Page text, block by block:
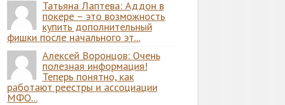
Татьяна Лаптева: Аддон в
покере – это возможность
купить дополнительный
фишки после начального эт...
Алексей Воронцов: Очень
полезная информация!
Теперь понятно, как
работают реестры и ассоциации
МФО...